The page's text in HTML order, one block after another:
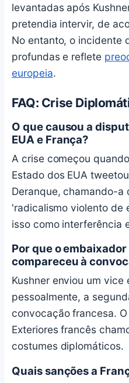
levantadas após
pretendia intervir, de
No entanto, o incidente
profundas e reflete
europeia.
FAQ: Crise
O que causou a
EUA e França?
A crise começou
Estado dos EUA
Deranque, chamando-a
'radicalismo violento de
isso como interferência
Por que o
compareceu à
Kushner enviou um
pessoalmente, a
convocação francesa.
Exteriores francês
costumes diplomáticos.
Quais sanções a